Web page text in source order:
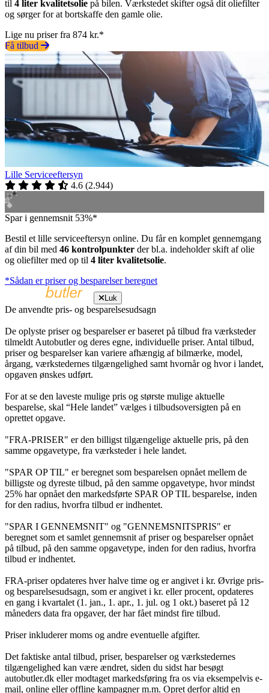
til 4 liter kvalitetsolie på bilen. Værkstedet skifter også dit oliefilter
og sørger for at bortskaffe den gamle olie.
Lige nu priser fra 874 kr.*
Få tilbud
Lille Serviceeftersyn
4.6 (2.944)
Spar i gennemsnit 53%*
Bestil et lille serviceeftersyn online. Du får en komplet gennemgang
af din bil med 46 kontrolpunkter der bl.a. indeholder skift af olie
og oliefilter med op til 4 liter kvalitetsolie.
*Sådan er priser og besparelser beregnet
Luk
De anvendte pris- og besparelsesudsagn
De oplyste priser og besparelser er baseret på tilbud fra værksteder
tilmeldt Autobutler og deres egne, individuelle priser. Antal tilbud,
priser og besparelser kan variere afhængig af bilmærke, model,
årgang, værkstedernes tilgængelighed samt hvornår og hvor i landet,
opgaven ønskes udført.
For at se den laveste mulige pris og største mulige aktuelle
besparelse, skal “Hele landet” vælges i tilbudsoversigten på en
oprettet opgave.
"FRA-PRISER" er den billigst tilgængelige aktuelle pris, på den
samme opgavetype, fra værksteder i hele landet.
"SPAR OP TIL" er beregnet som besparelsen opnået mellem de
billigste og dyreste tilbud, på den samme opgavetype, hvor mindst
25% har opnået den markedsførte SPAR OP TIL besparelse, inden
for den radius, hvorfra tilbud er indhentet.
"SPAR I GENNEMSNIT" og "GENNEMSNITSPRIS" er
beregnet som et samlet gennemsnit af priser og besparelser opnået
på tilbud, på den samme opgavetype, inden for den radius, hvorfra
tilbud er indhentet.
FRA-priser opdateres hver halve time og er angivet i kr. Øvrige pris-
og besparelsesudsagn, som er angivet i kr. eller procent, opdateres
en gang i kvartalet (1. jan., 1. apr., 1. jul. og 1 okt.) baseret på 12
måneders data fra opgaver, der har fået mindst fire tilbud.
Priser inkluderer moms og andre eventuelle afgifter.
Det faktiske antal tilbud, priser, besparelser og værkstedernes
tilgængelighed kan være ændret, siden du sidst har besøgt
autobutler.dk eller modtaget markedsføring fra os via eksempelvis e-
mail, online eller offline kampagner m.m. Opret derfor altid en